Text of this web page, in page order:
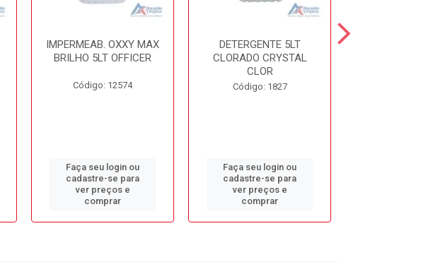
IMPERMEAB. OXXY MAX
BRILHO 5LT OFFICER
Código: 12574
Faça seu login ou
cadastre-se para
ver preços e
comprar
DETERGENTE 5LT
CLORADO CRYSTAL
CLOR
Código: 1827
Faça seu login ou
cadastre-se para
ver preços e
comprar